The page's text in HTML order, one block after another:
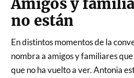
Amigos y
no están
En distintos momentos de la
nombra a amigos y familiares
que no ha vuelto a ver. Antonia